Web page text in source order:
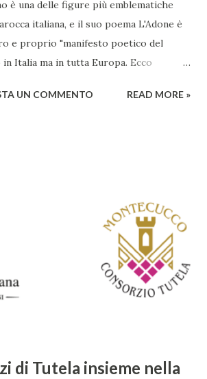
è una delle figure più emblematiche
italiana, e il suo poema L'Adone è
e proprio "manifesto poetico del
in Italia ma in tutta Europa. Ecco
per il periodo. Marino fu
i principi del Barocco: l'arte come
della tecnica e la ricerca del
visse in un'epoca di grandi
e sociali, e la sua opera riflette questa
è un poema epico-mitologico in 20
oltre 40.000 versi. Narra la storia
UN COMMENTO READ MORE »
di Tutela insieme nella